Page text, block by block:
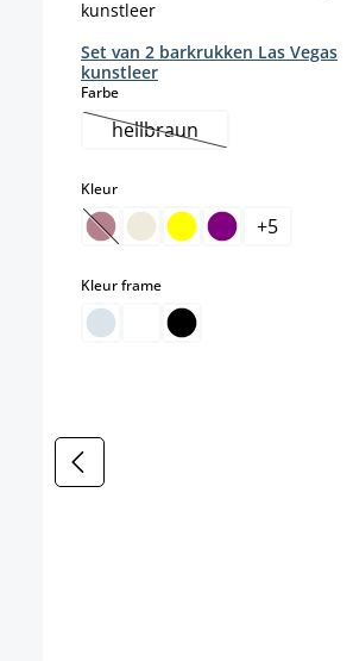
Set van 2 barkrukken Las Vegas
kunstleer
Farbeselect
hellbraun(Deze optie is
Kleurselect
(Deze optie is momenteel niet
+5
Kleur frameselect